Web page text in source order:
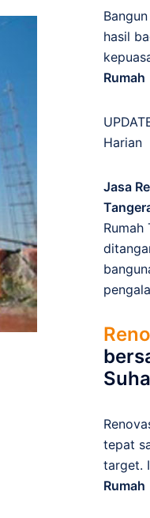
hasil
Rumah
Harian
Jasa
Rumah
tepat
target.
Rumah